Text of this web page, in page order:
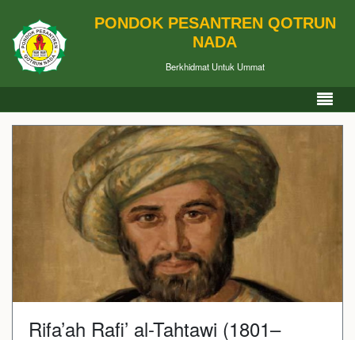
PONDOK PESANTREN QOTRUN
NADA
Berkhidmat Untuk Ummat
Rifa’ah Rafi’ al-Tahtawi (1801–